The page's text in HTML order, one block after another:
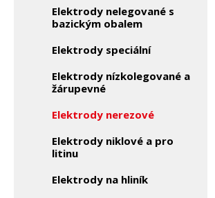
Elektrody nelegované s
bazickým obalem
Elektrody speciální
Elektrody nízkolegované a
žárupevné
Elektrody nerezové
Elektrody niklové a pro
litinu
Elektrody na hliník